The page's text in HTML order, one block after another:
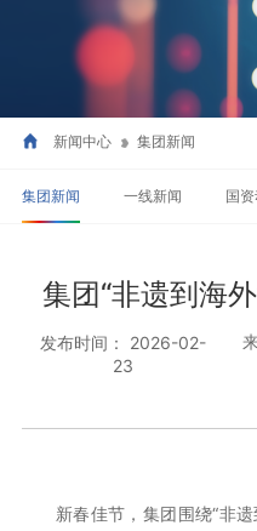
新闻中心 集团新闻
集团新闻 一线新闻 国
集团“非遗到海
发布时间： 2026-02-
23
新春佳节，集团围绕“非